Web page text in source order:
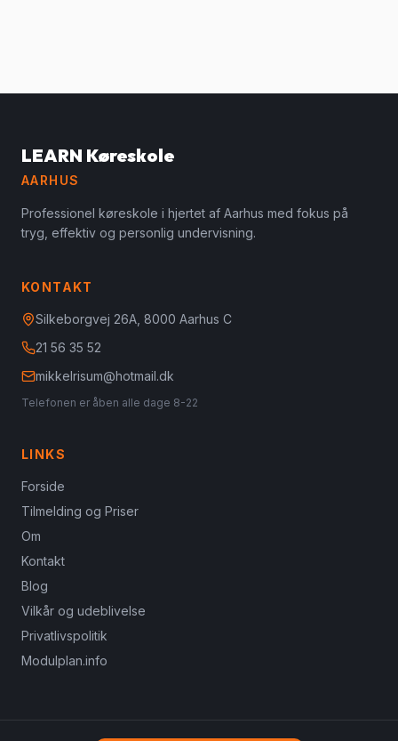
LEARN Køreskole
AARHUS
Professionel køreskole i hjertet af Aarhus med fokus på
tryg, effektiv og personlig undervisning.
KONTAKT
Silkeborgvej 26A, 8000 Aarhus C
21 56 35 52
mikkelrisum@hotmail.dk
Telefonen er åben alle dage 8-22
LINKS
Forside
Tilmelding og Priser
Om
Kontakt
Blog
Vilkår og udeblivelse
Privatlivspolitik
Modulplan.info